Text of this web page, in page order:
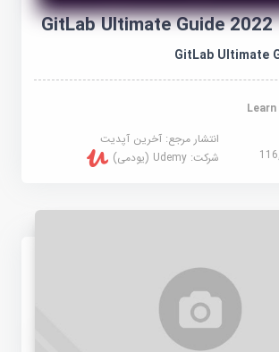
GitLab Ultimate
انتشار مرجع:آخرین آپدیت
شرکت:Udemy (یودمی)